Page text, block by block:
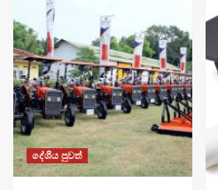
දේශීය පුවත්